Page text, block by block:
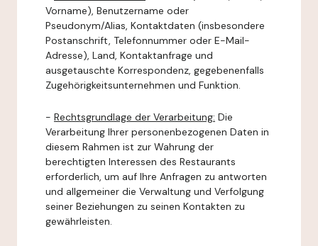
Vorname), Benutzername oder
Pseudonym/Alias, Kontaktdaten (insbesondere
Postanschrift, Telefonnummer oder E-Mail-
Adresse), Land, Kontaktanfrage und
ausgetauschte Korrespondenz, gegebenenfalls
Zugehörigkeitsunternehmen und Funktion.
- Rechtsgrundlage der Verarbeitung: Die
Verarbeitung Ihrer personenbezogenen Daten in
diesem Rahmen ist zur Wahrung der
berechtigten Interessen des Restaurants
erforderlich, um auf Ihre Anfragen zu antworten
und allgemeiner die Verwaltung und Verfolgung
seiner Beziehungen zu seinen Kontakten zu
gewährleisten.